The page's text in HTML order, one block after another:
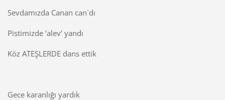
Sevdamızda Canan can`dı
Pistimizde ‘alev’ yandı
Köz ATEŞLERDE dans ettik
Gece karanlığı yardık